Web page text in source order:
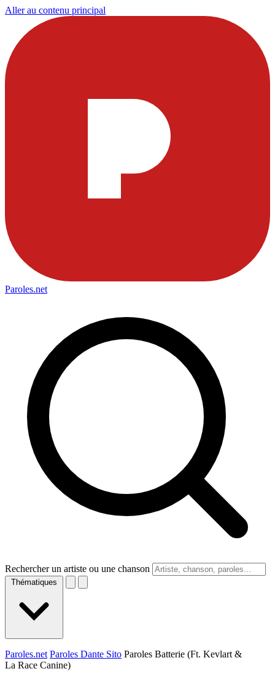
Aller au contenu principal
Paroles.net
Rechercher un artiste ou une chanson
Thématiques
Paroles.net Paroles Dante Sito Paroles Batterie (Ft. Kevlart &
La Race Canine)